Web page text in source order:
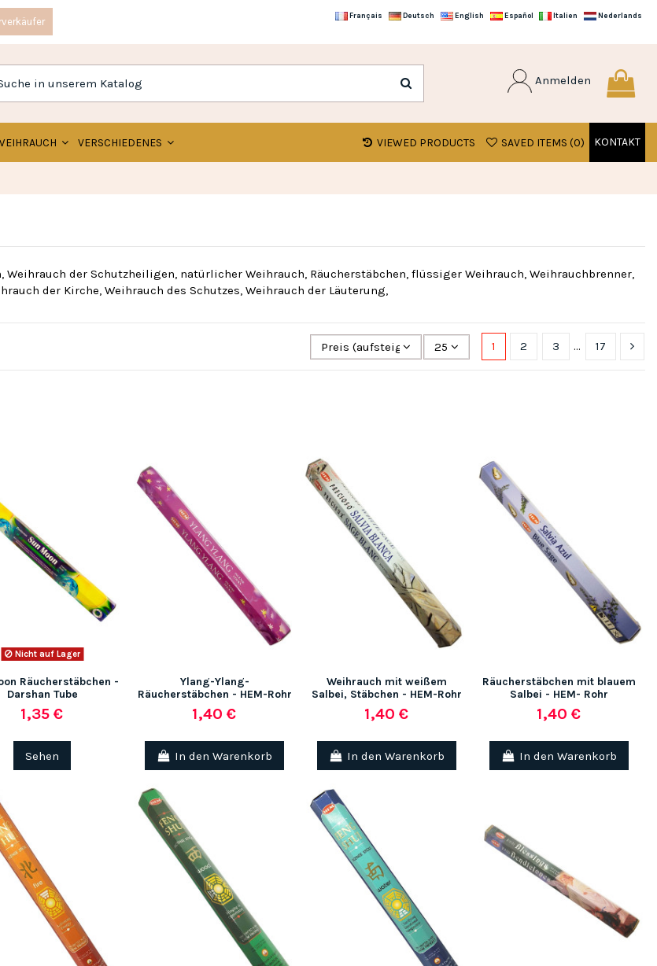
Français Deutsch English Español Italien Nederlands
Anmelden
VERSCHIEDENES KONTAKT
SAVED ITEMS (0)
VIEWED PRODUCTS
der Schutzheiligen, natürlicher Weihrauch, Räucherstäbchen, flüssiger Weihrauch, Weihrauchbrenner,
der Kirche, Weihrauch des Schutzes, Weihrauch der Läuterung,
Preis (aufsteigend) 25 1 2 3 … 17
Nicht auf Lager
Räucherstäbchen -
Darshan Tube
1,35 €
Sehen
Ylang-Ylang-
Räucherstäbchen - HEM-Rohr
1,40 €
In den Warenkorb
Weihrauch mit weißem
Salbei, Stäbchen - HEM-Rohr
1,40 €
In den Warenkorb
Räucherstäbchen mit blauem
Salbei - HEM- Rohr
1,40 €
In den Warenkorb